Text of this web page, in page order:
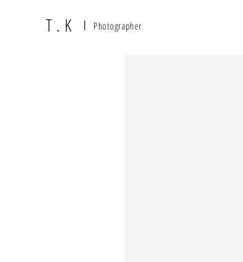
T.K Photographer